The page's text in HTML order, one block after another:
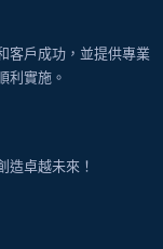
客戶成功，並提供專業
利實施。
造卓越未來！